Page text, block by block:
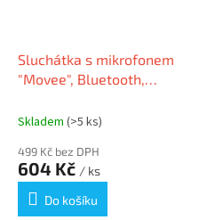
Sluchátka s mikrofonem
"Movee", Bluetooth,
MOV03UF
Skladem (>5 ks)
499 Kč bez DPH
604 Kč / ks
Do košíku